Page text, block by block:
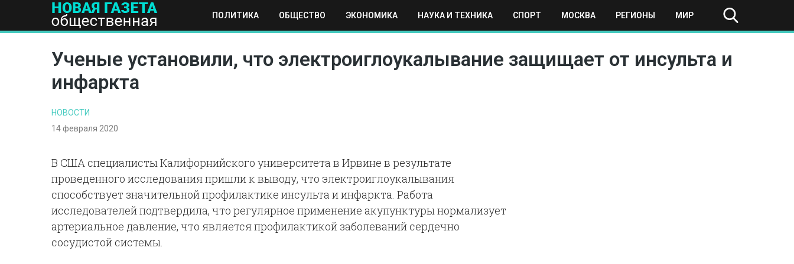
ПОЛИТИКА ОБЩЕСТВО ЭКОНОМИКА НАУКА И ТЕХНИКА СПОРТ МОСКВА РЕГИОНЫ МИР
ПОЛИТИКА ОБЩЕСТВО ЭКОНОМИКА НАУКА И ТЕХНИКА СПОРТ МОСКВА РЕГИОНЫ МИР
Ученые установили, что электроиглоукалывание защищает от инсульта и
инфаркта
НОВОСТИ
14 февраля 2020
В США специалисты Калифорнийского университета в Ирвине в результате
проведенного исследования пришли к выводу, что электроиглоукалывания
способствует значительной профилактике инсульта и инфаркта. Работа
исследователей подтвердила, что регулярное применение акупунктуры нормализует
артериальное давление, что является профилактикой заболеваний сердечно
сосудистой системы.